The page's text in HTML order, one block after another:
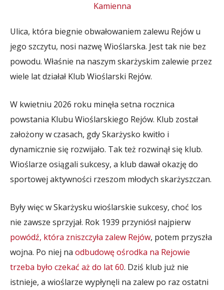
Ulica, która biegnie obwałowaniem zalewu Rejów u
jego szczytu, nosi nazwę Wioślarska. Jest tak nie bez
powodu. Właśnie na naszym skarżyskim zalewie przez
wiele lat działał Klub Wioślarski Rejów.
W kwietniu 2026 roku minęła setna rocznica
powstania Klubu Wioślarskiego Rejów. Klub został
założony w czasach, gdy Skarżysko kwitło i
dynamicznie się rozwijało. Tak też rozwinął się klub.
Wioślarze osiągali sukcesy, a klub dawał okazję do
sportowej aktywności rzeszom młodych skarżyszczan.
Były więc w Skarżysku wioślarskie sukcesy, choć los
nie zawsze sprzyjał. Rok 1939 przyniósł najpierw
powódź, która zniszczyła zalew Rejów, potem przyszła
wojna. Po niej na odbudowę ośrodka na Rejowie
trzeba było czekać aż do lat 60. Dziś klub już nie
istnieje, a wioślarze wypłynęli na zalew po raz ostatni